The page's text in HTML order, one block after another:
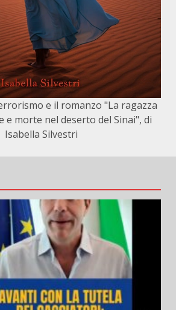
e il romanzo "La ragazza
e morte nel deserto del Sinai", di
Isabella Silvestri